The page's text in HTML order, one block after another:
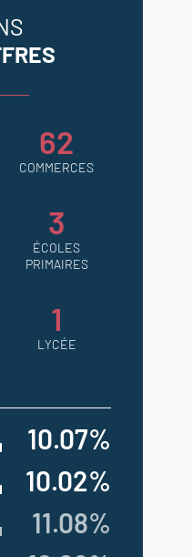
62
COMMERCES
3
ÉCOLES
PRIMAIRES
1
LYCÉE
10.07%
10.02%
11.08%